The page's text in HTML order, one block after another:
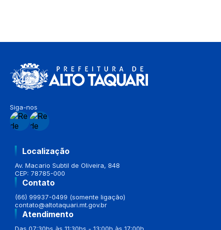
Siga-nos
Localização
Av. Macario Subtil de Oliveira, 848
CEP: 78785-000
Contato
(66) 99937-0499 (somente ligação)
contato@altotaquari.mt.gov.br
Atendimento
Das 07:30hs às 11:30hs - 13:00h às 17:00h